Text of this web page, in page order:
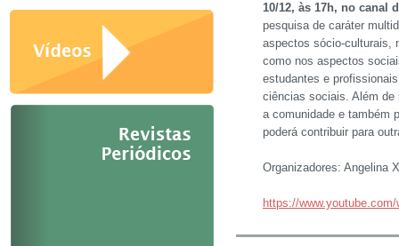
10/12, às 17h, no canal
pesquisa de caráter
aspectos sócio-culturais,
como nos aspectos
estudantes e
ciências sociais. Além de
a comunidade e também
poderá contribuir para
Organizadores: Angelina
https://